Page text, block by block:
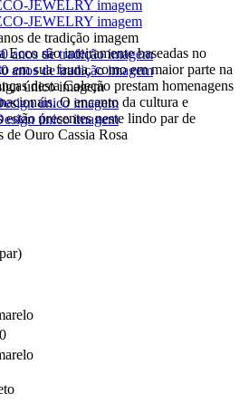
de tradição imagem
único imagem
Ecco são inteiramente baseadas no
em sua fauna, como em maior parte na
desta Coleção prestam homenagens
O encanto da cultura e
presentes neste lindo par de
de Ouro Cassia Rosa